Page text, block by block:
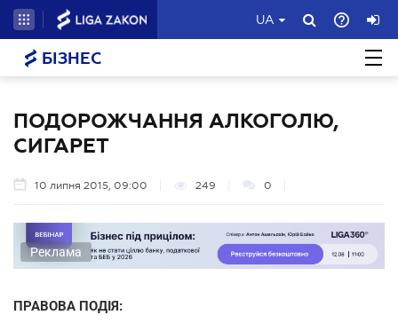
UA
БІЗНЕС
ПОДОРОЖЧАННЯ АЛКОГОЛЮ,
СИГАРЕТ
10 липня 2015, 09:00 249 0
Реклама
ПРАВОВА ПОДІЯ: